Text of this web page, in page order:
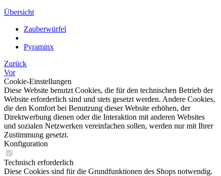
Übersicht
Zauberwürfel
Pyraminx
Zurück
Vor
Cookie-Einstellungen
Diese Website benutzt Cookies, die für den technischen Betrieb der
Website erforderlich sind und stets gesetzt werden. Andere Cookies,
die den Komfort bei Benutzung dieser Website erhöhen, der
Direktwerbung dienen oder die Interaktion mit anderen Websites
und sozialen Netzwerken vereinfachen sollen, werden nur mit Ihrer
Zustimmung gesetzt.
Konfiguration
Technisch erforderlich
Diese Cookies sind für die Grundfunktionen des Shops notwendig.